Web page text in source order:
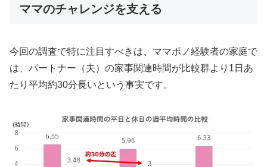
ママのチャレンジを支える
今回の調査で特に注目すべきは、ママボノ経験者の家庭で
は、パートナー（夫）の家事関連時間が比較群より1日あ
たり平均約30分長いという事実です。